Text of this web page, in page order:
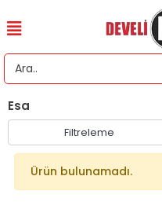
Esa
Filtreleme
Ürün bulunamadı.